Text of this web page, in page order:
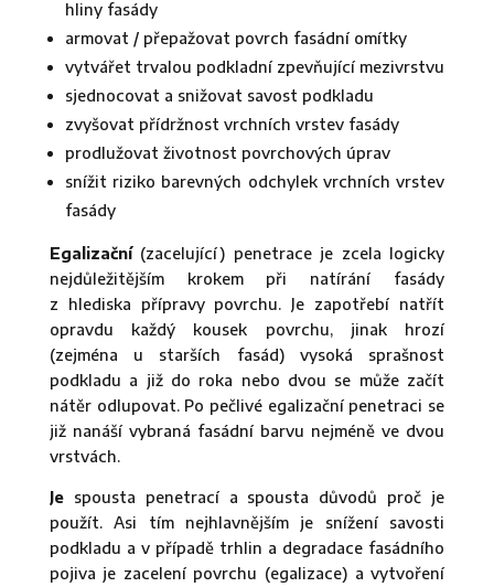
hliny fasády
armovat / přepažovat povrch fasádní omítky
vytvářet trvalou podkladní zpevňující mezivrstvu
sjednocovat a snižovat savost podkladu
zvyšovat přídržnost vrchních vrstev fasády
prodlužovat životnost povrchových úprav
snížit riziko barevných odchylek vrchních vrstev
fasády
Egalizační (zacelující) penetrace je zcela logicky
nejdůležitějším krokem při natírání fasády
z hlediska přípravy povrchu. Je zapotřebí natřít
opravdu každý kousek povrchu, jinak hrozí
(zejména u starších fasád) vysoká sprašnost
podkladu a již do roka nebo dvou se může začít
nátěr odlupovat. Po pečlivé egalizační penetraci se
již nanáší vybraná fasádní barvu nejméně ve dvou
vrstvách.
Jespousta penetrací a spousta důvodů proč je
použít. Asi tím nejhlavnějším je snížení savosti
podkladu a v případě trhlin a degradace fasádního
pojiva je zacelení povrchu (egalizace) a vytvoření